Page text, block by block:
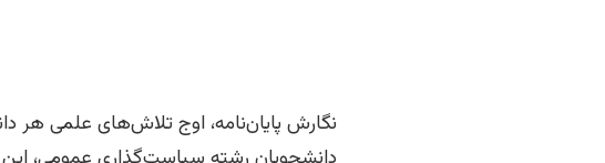
نگارش پایان‌نامه، اوج تلاش‌های علمی